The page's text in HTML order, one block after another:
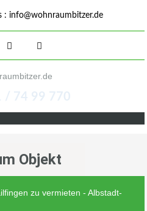
: info@wohnraumbitzer.de
/ 74 99 770
Objekt
zu vermieten - Albstadt-